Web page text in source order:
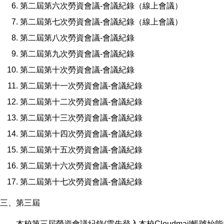
第二屆第六次勞資會議-會議紀錄（線上會議）
第二屆第七次勞資會議-會議紀錄（線上會議）
第二屆第八次勞資會議-會議紀錄
第二屆第九次勞資會議-會議紀錄
第二屆第十次勞資會議-會議紀錄
第二屆第十一次勞資會議-會議紀錄
第二屆第十二次勞資會議-會議紀錄
第二屆第十三次勞資會議-會議紀錄
第二屆第十四次勞資會議-會議紀錄
第二屆第十五次勞資會議-會議紀錄
第二屆第十六次勞資會議-會議紀錄
第二屆第十七次勞資會議-會議紀錄
三、第三屆